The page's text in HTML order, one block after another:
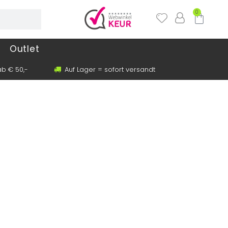
0
Outlet
€ 50,- Auf Lager = sofort versandt